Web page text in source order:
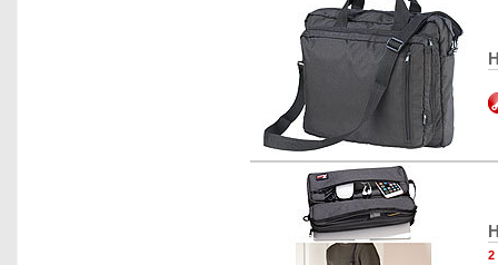
2